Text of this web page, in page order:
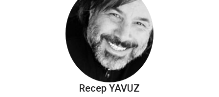
Recep YAVUZ